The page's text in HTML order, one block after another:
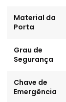
Material da
Porta
Grau de
Segurança
Chave de
Emergência